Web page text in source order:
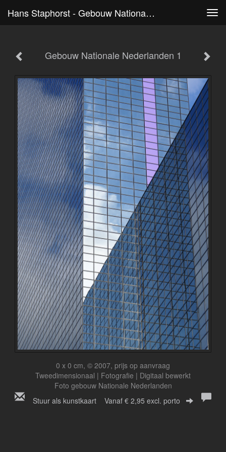
Hans Staphorst - Gebouw Nationale Nederlanden 1
Gebouw Nationale Nederlanden 1
0 x 0 cm, © 2007, prijs op aanvraag
Tweedimensionaal | Fotografie | Digitaal bewerkt
Foto gebouw Nationale Nederlanden
Stuur als kunstkaart Vanaf € 2,95 excl. porto